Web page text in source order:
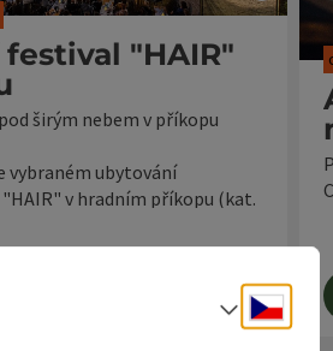
"HAIR"
širým nebem v příkopu
vybraném ubytování
v hradním příkopu (kat.
koktejl
Cesky
Volba